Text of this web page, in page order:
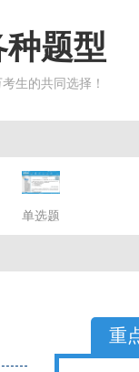
种题型
考生的共同选择！
单选题
重